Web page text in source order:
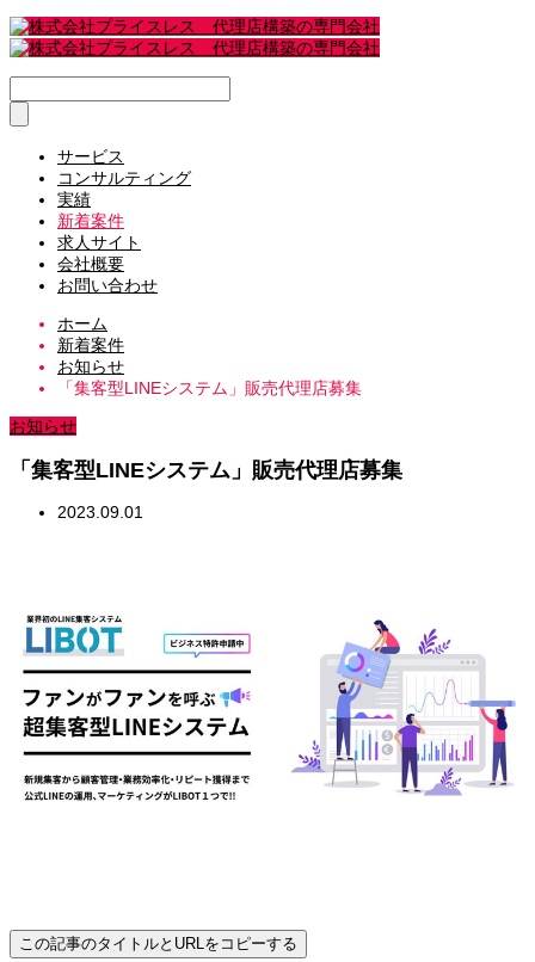
サービス
コンサルティング
実績
新着案件
求人サイト
会社概要
お問い合わせ
ホーム
新着案件
お知らせ
「集客型LINEシステム」販売代理店募集
お知らせ
「集客型LINEシステム」販売代理店募集
2023.09.01
この記事のタイトルとURLをコピーする